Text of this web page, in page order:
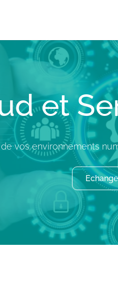
et
vos environnements